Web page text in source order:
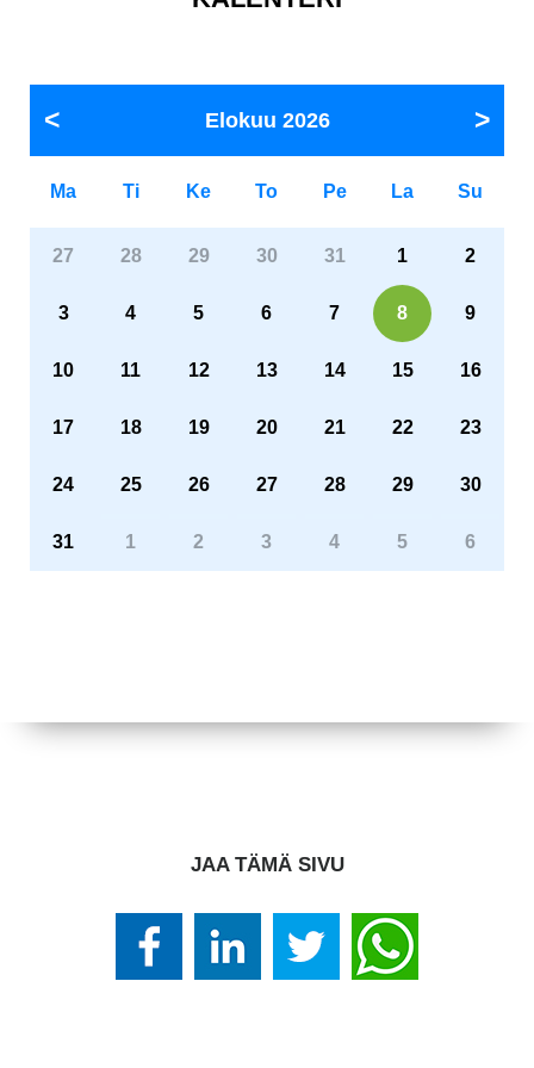
Elokuu 2026
Ma Ti Ke To Pe La Su
27 28 29 30 31 1 2
3 4 5 6 7 8 9
10 11 12 13 14 15 16
17 18 19 20 21 22 23
24 25 26 27 28 29 30
31 1 2 3 4 5 6
JAA TÄMÄ SIVU